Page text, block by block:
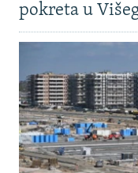
pokreta u